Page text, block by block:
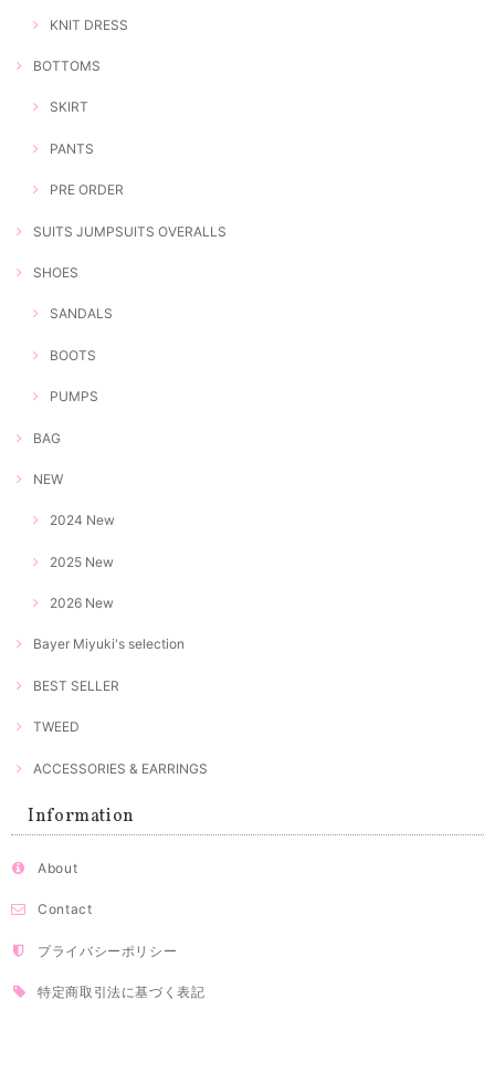
KNIT DRESS
BOTTOMS
SKIRT
PANTS
PRE ORDER
SUITS JUMPSUITS OVERALLS
SHOES
SANDALS
BOOTS
PUMPS
BAG
NEW
2024 New
2025 New
2026 New
Bayer Miyuki's selection
BEST SELLER
TWEED
ACCESSORIES & EARRINGS
Information
About
Contact
プライバシーポリシー
特定商取引法に基づく表記